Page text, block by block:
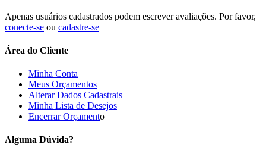
Apenas usuários cadastrados podem escrever avaliações. Por favor,
conecte-se ou cadastre-se
Área do Cliente
Minha Conta
Meus Orçamentos
Alterar Dados Cadastrais
Minha Lista de Desejos
Encerrar Orçamento
Alguma Dúvida?